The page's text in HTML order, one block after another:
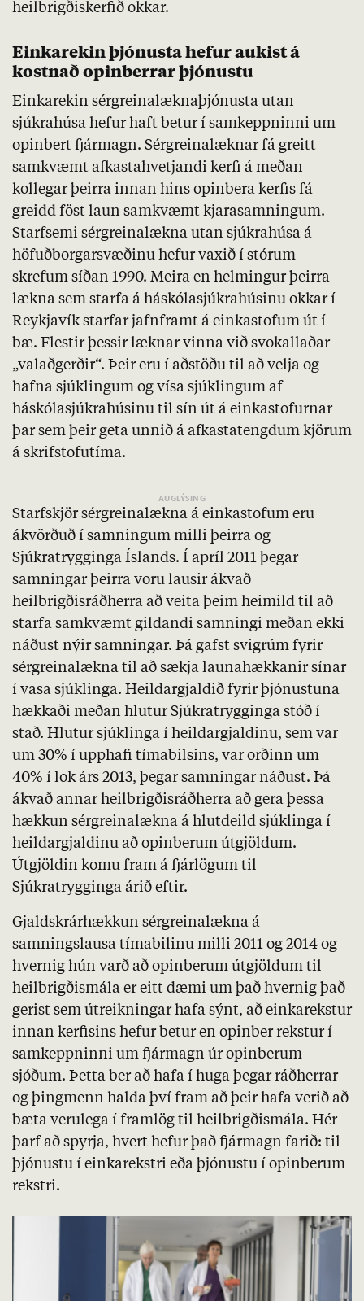
heilbrigðiskerfið okkar.
Einkarekin þjónusta hefur aukist á
kostnað opinberrar þjónustu
Einkarekin sérgreinalæknaþjónusta utan
sjúkrahúsa hefur haft betur í samkeppninni um
opinbert fjármagn. Sérgreinalæknar fá greitt
samkvæmt afkastahvetjandi kerfi á meðan
kollegar þeirra innan hins opinbera kerfis fá
greidd föst laun samkvæmt kjarasamningum.
Starfsemi sérgreinalækna utan sjúkrahúsa á
höfuðborgarsvæðinu hefur vaxið í stórum
skrefum síðan 1990. Meira en helmingur þeirra
lækna sem starfa á háskólasjúkrahúsinu okkar í
Reykjavík starfar jafnframt á einkastofum út í
bæ. Flestir þessir læknar vinna við svokallaðar
„valaðgerðir“. Þeir eru í aðstöðu til að velja og
hafna sjúklingum og vísa sjúklingum af
háskólasjúkrahúsinu til sín út á einkastofurnar
þar sem þeir geta unnið á afkastatengdum kjörum
á skrifstofutíma.
Starfskjör sérgreinalækna á einkastofum eru
ákvörðuð í samningum milli þeirra og
Sjúkratrygginga Íslands. Í apríl 2011 þegar
samningar þeirra voru lausir ákvað
heilbrigðisráðherra að veita þeim heimild til að
starfa samkvæmt gildandi samningi meðan ekki
náðust nýir samningar. Þá gafst svigrúm fyrir
sérgreinalækna til að sækja launahækkanir sínar
í vasa sjúklinga. Heildargjaldið fyrir þjónustuna
hækkaði meðan hlutur Sjúkratrygginga stóð í
stað. Hlutur sjúklinga í heildargjaldinu, sem var
um 30% í upphafi tímabilsins, var orðinn um
40% í lok árs 2013, þegar samningar náðust. Þá
ákvað annar heilbrigðisráðherra að gera þessa
hækkun sérgreinalækna á hlutdeild sjúklinga í
heildargjaldinu að opinberum útgjöldum.
Útgjöldin komu fram á fjárlögum til
Sjúkratrygginga árið eftir.
Gjaldskrárhækkun sérgreinalækna á
samningslausa tímabilinu milli 2011 og 2014 og
hvernig hún varð að opinberum útgjöldum til
heilbrigðismála er eitt dæmi um það hvernig það
gerist sem útreikningar hafa sýnt, að einkarekstur
innan kerfisins hefur betur en opinber rekstur í
samkeppninni um fjármagn úr opinberum
sjóðum. Þetta ber að hafa í huga þegar ráðherrar
og þingmenn halda því fram að þeir hafa verið að
bæta verulega í framlög til heilbrigðismála. Hér
þarf að spyrja, hvert hefur það fjármagn farið: til
þjónustu í einkarekstri eða þjónustu í opinberum
rekstri.